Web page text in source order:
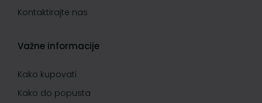
Kontaktirajte nas
Važne informacije
Kako kupovati
Kako do popusta